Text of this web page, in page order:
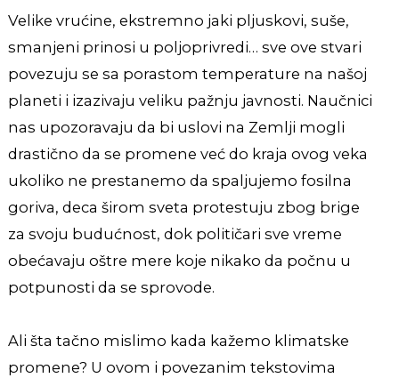
Velike vrućine, ekstremno jaki pljuskovi, suše,
smanjeni prinosi u poljoprivredi… sve ove stvari
povezuju se sa porastom temperature na našoj
planeti i izazivaju veliku pažnju javnosti. Naučnici
nas upozoravaju da bi uslovi na Zemlji mogli
drastično da se promene već do kraja ovog veka
ukoliko ne prestanemo da spaljujemo fosilna
goriva, deca širom sveta protestuju zbog brige
za svoju budućnost, dok političari sve vreme
obećavaju oštre mere koje nikako da počnu u
potpunosti da se sprovode.
Ali šta tačno mislimo kada kažemo klimatske
promene? U ovom i povezanim tekstovima